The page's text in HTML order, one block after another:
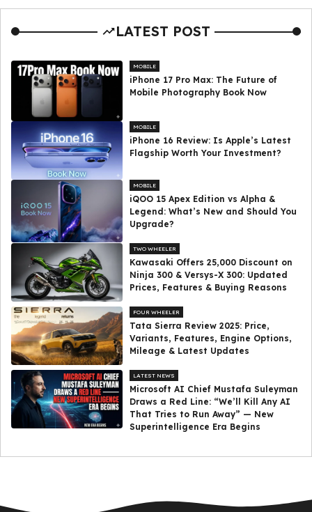
LATEST POST
MOBILE
iPhone 17 Pro Max: The Future of
Mobile Photography Book Now
MOBILE
iPhone 16 Review: Is Apple’s Latest
Flagship Worth Your Investment?
MOBILE
iQOO 15 Apex Edition vs Alpha &
Legend: What’s New and Should You
Upgrade?
TWO WHEELER
Kawasaki Offers ₹25,000 Discount on
Ninja 300 & Versys-X 300: Updated
Prices, Features & Buying Reasons
FOUR WHEELER
Tata Sierra Review 2025: Price,
Variants, Features, Engine Options,
Mileage & Latest Updates
LATEST NEWS
Microsoft AI Chief Mustafa Suleyman
Draws a Red Line: “We’ll Kill Any AI
That Tries to Run Away” — New
Superintelligence Era Begins